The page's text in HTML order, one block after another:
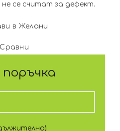
се считат за дефект.
в Желани
Сравни